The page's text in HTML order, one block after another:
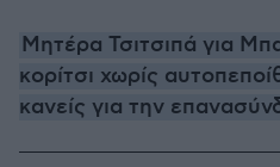
Μητέρα Τσιτσιπά για
κορίτσι χωρίς
κανείς για την